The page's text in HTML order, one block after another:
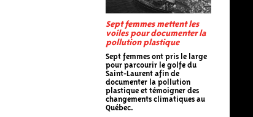
Sept femmes mettent les
voiles pour documenter la
pollution plastique
Sept femmes ont pris le large
pour parcourir le golfe du
Saint-Laurent afin de
documenter la pollution
plastique et témoigner des
changements climatiques au
Québec.